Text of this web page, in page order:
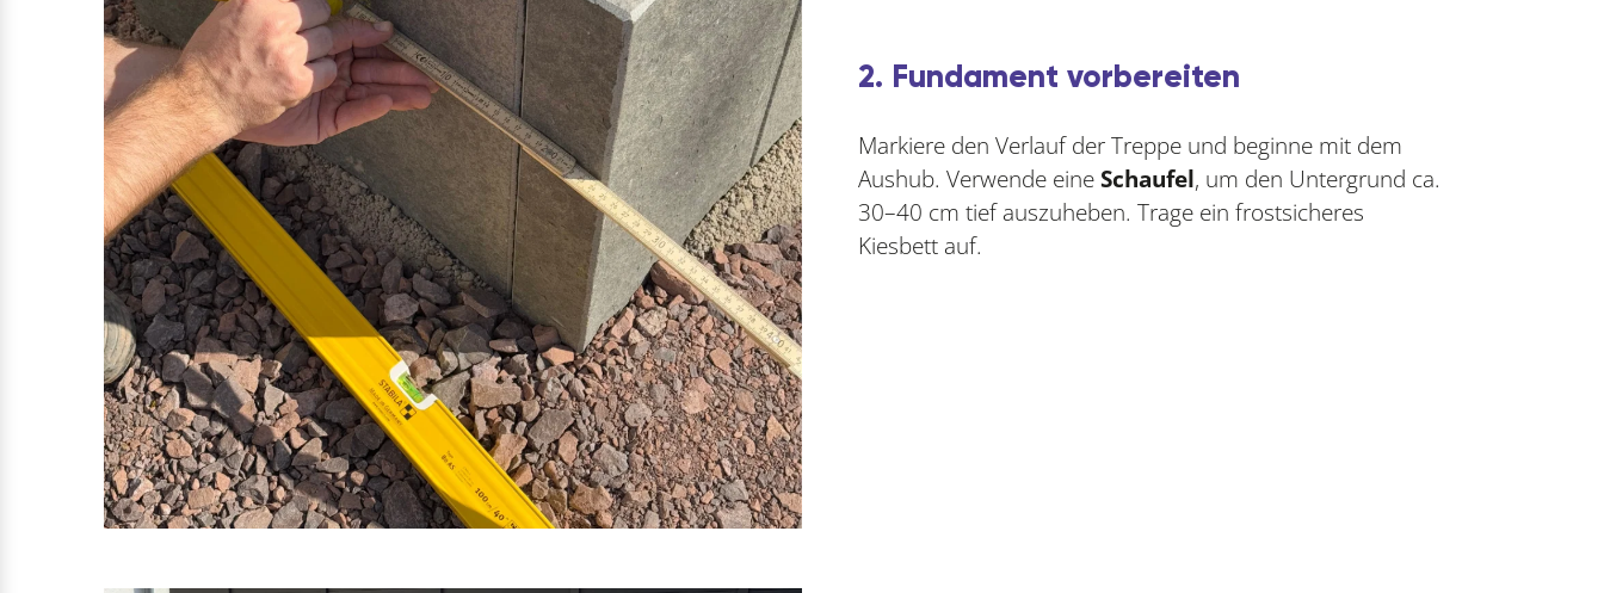
2. Fundament vorbereiten
Markiere den Verlauf der Treppe und beginne mit dem
Aushub. Verwende eineSchaufel, um den Untergrund ca.
30–40 cm tief auszuheben. Trage ein frostsicheres
Kiesbett auf.